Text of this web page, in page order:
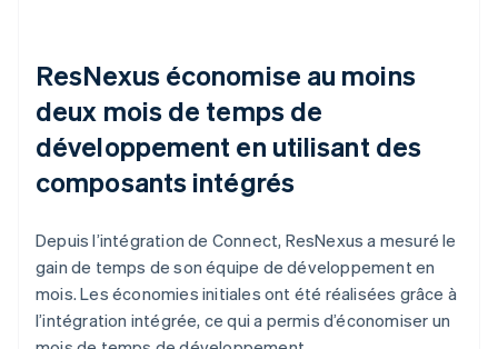
ResNexus économise au moins
deux mois de temps de
développement en utilisant des
composants intégrés
Depuis l’intégration de Connect, ResNexus a mesuré le
gain de temps de son équipe de développement en
mois. Les économies initiales ont été réalisées grâce à
l’intégration intégrée, ce qui a permis d’économiser un